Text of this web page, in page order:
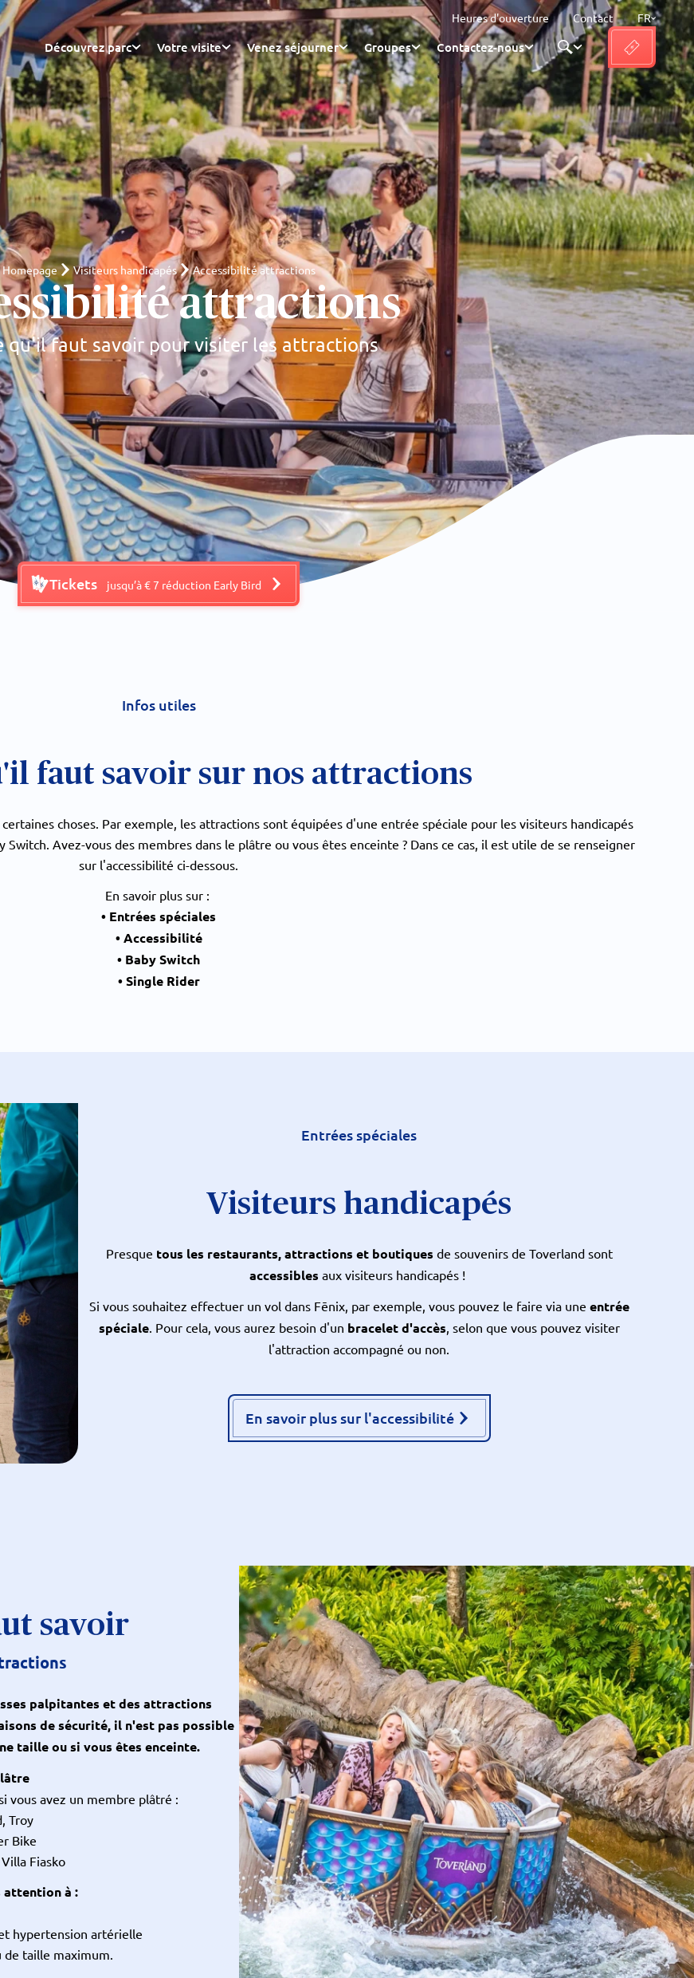
Heures d'ouverture Contact FR
Découvrez parc Votre visite Venez séjourner Groupes Contactez-nous
Homepage Visiteurs handicapés Accessibilité attractions
attractions
qu'il faut savoir pour visiter les attractions
Tickets jusqu’à € 7 réduction Early Bird
Infos utiles
faut savoir sur nos attractions
choses. Par exemple, les attractions sont équipées d'une entrée spéciale pour les visiteurs handicapés
Avez-vous des membres dans le plâtre ou vous êtes enceinte ? Dans ce cas, il est utile de se renseigner
sur l'accessibilité ci-dessous.
En savoir plus sur :
• Entrées spéciales
• Accessibilité
• Baby Switch
• Single Rider
Entrées spéciales
Visiteurs handicapés
Presque tous les restaurants, attractions et boutiques de souvenirs de Toverland sont
accessibles aux visiteurs handicapés !
Si vous souhaitez effectuer un vol dans Fēnix, par exemple, vous pouvez le faire via une entrée
spéciale. Pour cela, vous aurez besoin d'un bracelet d'accès , selon que vous pouvez visiter
l'attraction accompagné ou non.
En savoir plus sur l'accessibilité
savoir
palpitantes et des attractions
de sécurité, il n'est pas possible
taille ou si vous êtes enceinte.
vous avez un membre plâtré :
Troy
Bike
Fiasko
attention à :
hypertension artérielle
de taille maximum.